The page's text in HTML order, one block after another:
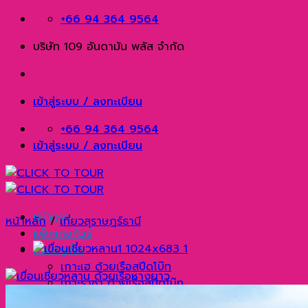
Skip
content
+66 94 364 9564
บริษัท 109 อันดามัน พลัส จำกัด
เข้าสู่ระบบ / ลงทะเบียน
+66 94 364 9564
เข้าสู่ระบบ / ลงทะเบียน
หน้าแรก
แพ็คเกจทัวร์
เที่ยวภูเก็ต
เกาะเฮ ด้วยเรือสปีดโบ๊ท
เกาะราชา ด้วยเรือสปีดโบ๊ท
กาฮังบีช แหลมพรหมเทพ แหลมกระทิง ด้วยเรือยอร์ช
หน้าหลัก / เที่ยวสุราษฎร์ธานี